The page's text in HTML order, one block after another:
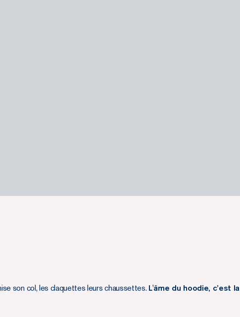
son col, les claquettes leurs chaussettes. L'âme du hoodie, c’est la